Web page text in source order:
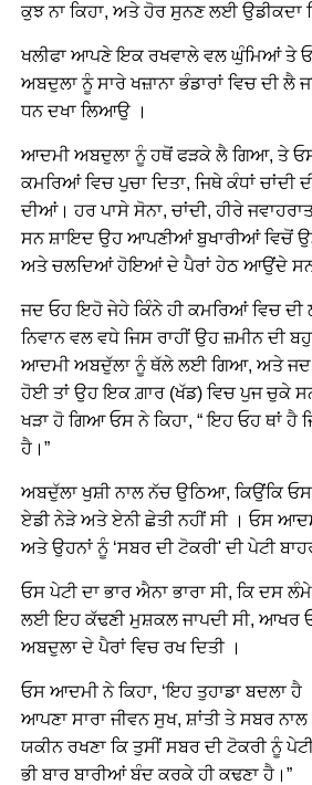
ਕੁਝ ਨਾ ਕਿਹਾ, ਅਤੇ ਹੋਰ ਸੁਨਣ ਲਈ ਉਡੀਕਦਾ
ਖਲੀਫਾ ਆਪਣੇ ਇਕ ਰਖਵਾਲੇ ਵਲ ਘੁੰਮਿਆਂ ਤੇ
ਅਬਦੁਲਾ ਨੂੰ ਸਾਰੇ ਖਜ਼ਾਨਾ ਭੰਡਾਰਾਂ ਵਿਚ ਦੀ ਲੈ
ਧਨ ਦਖਾ ਲਿਆਉ ।
ਆਦਮੀ ਅਬਦੁਲਾ ਨੂੰ ਹਥੋਂ ਫੜਕੇ ਲੈ ਗਿਆ, ਤੇ
ਕਮਰਿਆਂ ਵਿਚ ਪੁਚਾ ਦਿਤਾ, ਜਿਥੇ ਕੰਧਾਂ
ਦੀਆਂ। ਹਰ ਪਾਸੇ ਸੋਨਾ, ਚਾਂਦੀ, ਹੀਰੇ
ਸਨ ਸ਼ਾਇਦ ਉਹ ਆਪਣੀਆਂ ਬੁਖਾਰੀਆਂ ਵਿਚੋਂ
ਅਤੇ ਚਲਦਿਆਂ ਹੋਇਆਂ ਦੇ ਪੈਰਾਂ ਹੇਠ ਆਉਂਦੇ
ਜਦ ਓਹ ਇਹੋ ਜੇਹੇ ਕਿੰਨੇ ਹੀ ਕਮਰਿਆਂ ਵਿਚ
ਨਿਵਾਨ ਵਲ ਵਧੇ ਜਿਸ ਰਾਹੀਂ ਉਹ ਜ਼ਮੀਨ ਦੀ
ਆਦਮੀ ਅਬਦੁੱਲਾ ਨੂੰ ਥੱਲੇ ਲਈ ਗਿਆ, ਅਤੇ ਜਦ
ਹੋਈ ਤਾਂ ਉਹ ਇਕ ਗ਼ਾਰ (ਖੱਡ) ਵਿਚ ਪੁਜ ਚੁਕੇ
ਖੜਾ ਹੋ ਗਿਆ ਓਸ ਨੇ ਕਿਹਾ, “ ਇਹ ਓਹ ਥਾਂ ਹੈ
ਹੈ।”
ਅਬਦੁੱਲਾ ਖੁਸ਼ੀ ਨਾਲ ਨੱਚ ਉਠਿਆ, ਕਿਉਂਕਿ
ਏਡੀ ਨੇੜੇ ਅਤੇ ਏਨੀ ਛੇਤੀ ਨਹੀਂ ਸੀ । ਓਸ
ਅਤੇ ਉਹਨਾਂ ਨੂੰ ‘ਸਬਰ ਦੀ ਟੋਕਰੀ' ਦੀ ਪੇਟੀ
ਓਸ ਪੇਟੀ ਦਾ ਭਾਰ ਐਨਾ ਭਾਰਾ ਸੀ, ਕਿ
ਲਈ ਇਹ ਕੱਢਣੀ ਮੁਸ਼ਕਲ ਜਾਪਦੀ ਸੀ, ਆਖਰ
ਅਬਦੁਲਾ ਦੇ ਪੈਰਾਂ ਵਿਚ ਰਖ ਦਿਤੀ ।
ਓਸ ਆਦਮੀ ਨੇ ਕਿਹਾ, ‘ਇਹ ਤੁਹਾਡਾ ਬਦਲਾ
ਆਪਣਾ ਸਾਰਾ ਜੀਵਨ ਸੁਖ, ਸ਼ਾਂਤੀ ਤੇ ਸਬਰ
ਯਕੀਨ ਰਖਣਾ ਕਿ ਤੁਸੀਂ ਸਬਰ ਦੀ ਟੋਕਰੀ ਨੂੰ
ਭੀ ਬਾਰ ਬਾਰੀਆਂ ਬੰਦ ਕਰਕੇ ਹੀ ਕਢਣਾ ਹੈ।”